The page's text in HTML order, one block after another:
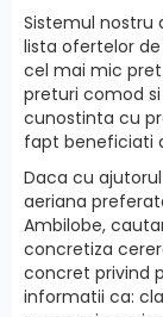
Sistemul nostru
lista ofertelor
cel mai mic
preturi comod
cunostinta cu
fapt beneficiati
Daca cu
aeriana
Ambilobe,
concretiza
concret privind
informatii ca: